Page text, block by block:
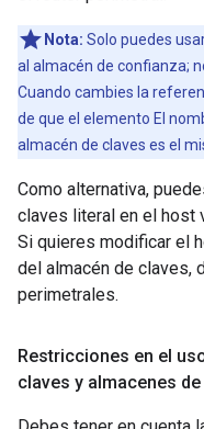
Nota: Solo puedes
al almacén de confianza;
Cuando cambies la
de que el elemento El
almacén de claves es el
Como alternativa,
claves literal en el host
Si quieres modificar el
del almacén de claves,
perimetrales.
Restricciones en el
claves y almacenes